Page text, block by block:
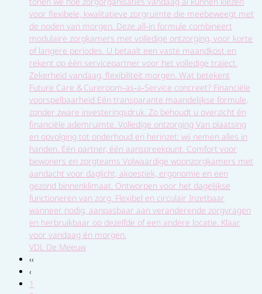
voor flexibele, kwalitatieve zorgruimte die meebeweegt met
de noden van morgen. Deze all‑in formule combineert
modulaire zorgkamers met volledige ontzorging, voor korte
of langere periodes. U betaalt een vaste maandkost en
rekent op één servicepartner voor het volledige traject.
Zekerheid vandaag, flexibiliteit morgen. Wat betekent
Future Care & Cureroom‑as‑a‑Service concreet? Financiële
voorspelbaarheid Eén transparante maandelijkse formule,
zonder zware investeringsdruk. Zo behoudt u overzicht én
financiële ademruimte. Volledige ontzorging Van plaatsing
en opvolging tot onderhoud en herinzet: wij nemen alles in
handen. Eén partner, één aanspreekpunt. Comfort voor
bewoners en zorgteams Volwaardige woonzorgkamers met
aandacht voor daglicht, akoestiek, ergonomie en een
gezond binnenklimaat. Ontworpen voor het dagelijkse
functioneren van zorg. Flexibel en circulair Inzetbaar
wanneer nodig, aanpasbaar aan veranderende zorgvragen
en herbruikbaar op dezelfde of een andere locatie. Klaar
voor vandaag én morgen.
VDL De Meeuw
‹‹
‹
1